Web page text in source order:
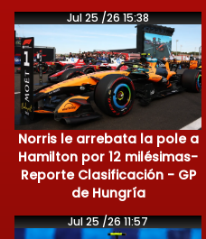
Jul 25 /26 15:38
Norris le arrebata la pole a
Hamilton por 12 milésimas-
Reporte Clasificación - GP
de Hungría
Jul 25 /26 11:57